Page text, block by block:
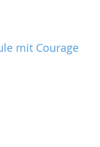
mit Courage